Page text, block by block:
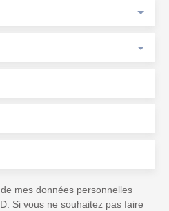
mes données personnelles
Si vous ne souhaitez pas faire